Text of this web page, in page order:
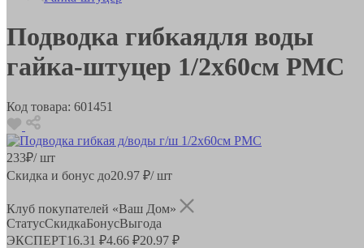
Подводка гибкаядля воды
гайка-штуцер 1/2х60см РМС
Код товара: 601451
233₽/ шт
Скидка и бонус до20.97 ₽/ шт
Клуб покупателей «Ваш Дом»
СтатусСкидкаБонусВыгода
ЭКСПЕРТ16.31 ₽4.66 ₽20.97 ₽